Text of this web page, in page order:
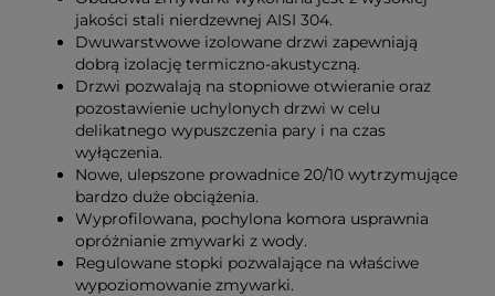
jakości stali nierdzewnej AISI 304.
Dwuwarstwowe izolowane drzwi zapewniają
dobrą izolację termiczno-akustyczną.
Drzwi pozwalają na stopniowe otwieranie oraz
pozostawienie uchylonych drzwi w celu
delikatnego wypuszczenia pary i na czas
wyłączenia.
Nowe, ulepszone prowadnice 20/10 wytrzymujące
bardzo duże obciążenia.
Wyprofilowana, pochylona komora usprawnia
opróżnianie zmywarki z wody.
Regulowane stopki pozwalające na właściwe
wypoziomowanie zmywarki.